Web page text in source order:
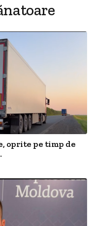
oprite pe timp de